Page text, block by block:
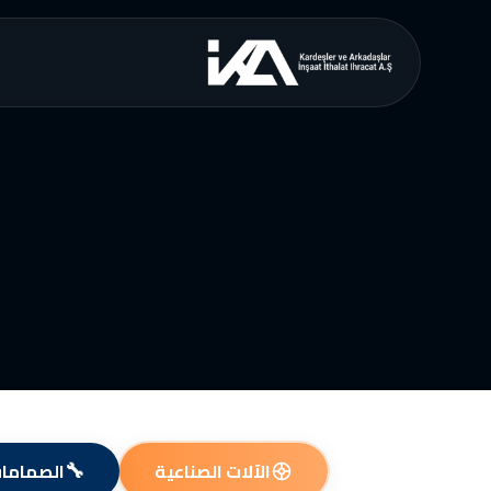
الآلات الصناعية 🔧